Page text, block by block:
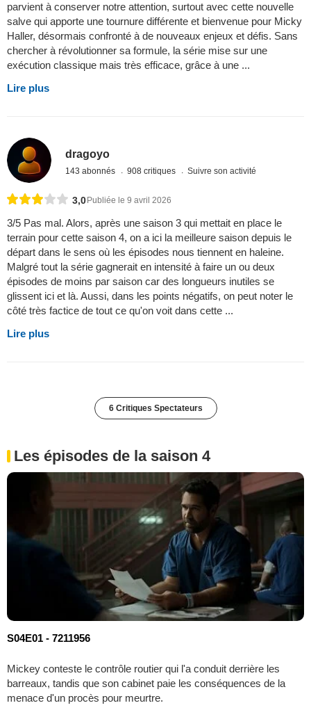
parvient à conserver notre attention, surtout avec cette nouvelle
salve qui apporte une tournure différente et bienvenue pour Micky
Haller, désormais confronté à de nouveaux enjeux et défis. Sans
chercher à révolutionner sa formule, la série mise sur une
exécution classique mais très efficace, grâce à une ...
Lire plus
dragoyo
143 abonnés 908 critiques Suivre son activité
3,0Publiée le 9 avril 2026
3/5 Pas mal. Alors, après une saison 3 qui mettait en place le
terrain pour cette saison 4, on a ici la meilleure saison depuis le
départ dans le sens où les épisodes nous tiennent en haleine.
Malgré tout la série gagnerait en intensité à faire un ou deux
épisodes de moins par saison car des longueurs inutiles se
glissent ici et là. Aussi, dans les points négatifs, on peut noter le
côté très factice de tout ce qu'on voit dans cette ...
Lire plus
6 Critiques Spectateurs
Les épisodes de la saison 4
S04E01 - 7211956
Mickey conteste le contrôle routier qui l'a conduit derrière les
barreaux, tandis que son cabinet paie les conséquences de la
menace d'un procès pour meurtre.